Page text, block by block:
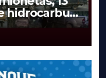
hidrocarburo
robados en